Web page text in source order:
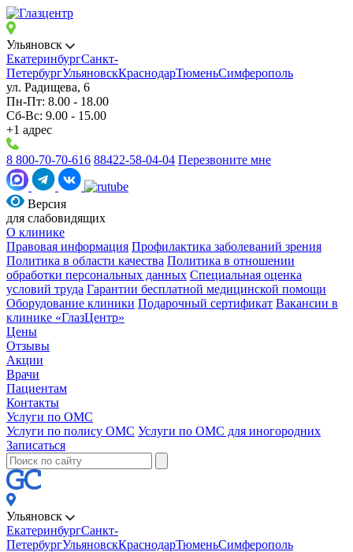
Ульяновск
ЕкатеринбургСанкт-
ПетербургУльяновскКраснодарТюменьСимферополь
ул. Радищева, 6
Пн-Пт: 8.00 - 18.00
Сб-Вс: 9.00 - 15.00
+1 адрес
8 800-70-70-616 88422-58-04-04 Перезвоните мне
Версия
для слабовидящих
О клинике
Правовая информация Профилактика заболеваний зрения
Политика в области качества Политика в отношении
обработки персональных данных Специальная оценка
условий труда Гарантии бесплатной медицинской помощи
Оборудование клиники Подарочный сертификат Вакансии в
клинике «ГлазЦентр»
Цены
Отзывы
Акции
Врачи
Пациентам
Контакты
Услуги по ОМС
Услуги по полису ОМС Услуги по ОМС для иногородних
Записаться
Ульяновск
ЕкатеринбургСанкт-
ПетербургУльяновскКраснодарТюменьСимферополь